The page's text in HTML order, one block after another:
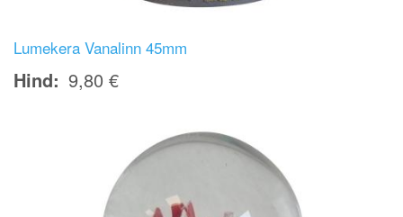
Lumekera Vanalinn 45mm
Hind 9,80 €